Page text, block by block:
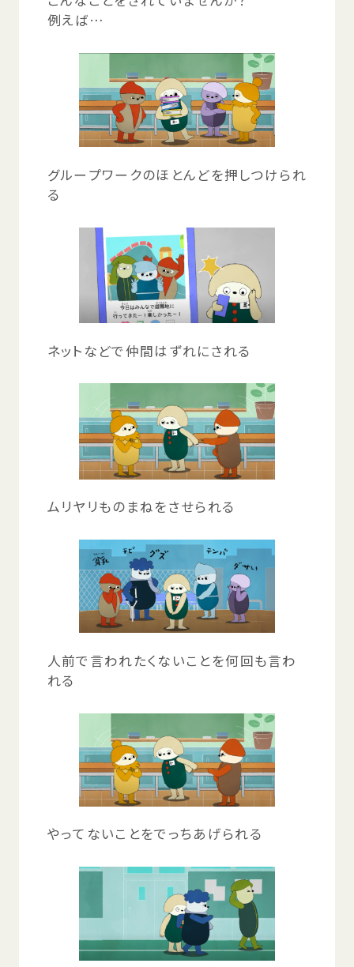
例えば…
グループワークのほとんどを押 しつけられ
る
ネットなどで仲間はずれにされる
ムリヤリものまねをさせられる
人前で 言われたくないことを何回も言わ
れる
やってないことをでっちあげられる